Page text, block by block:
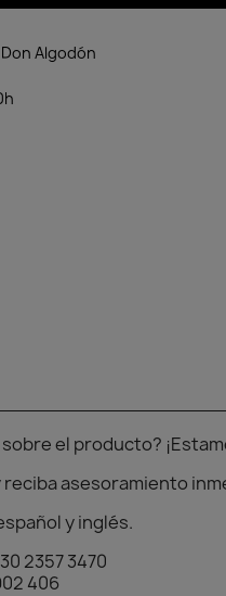
Algodón
sobre el producto?
reciba asesoramiento
y inglés.
2357 3470
406